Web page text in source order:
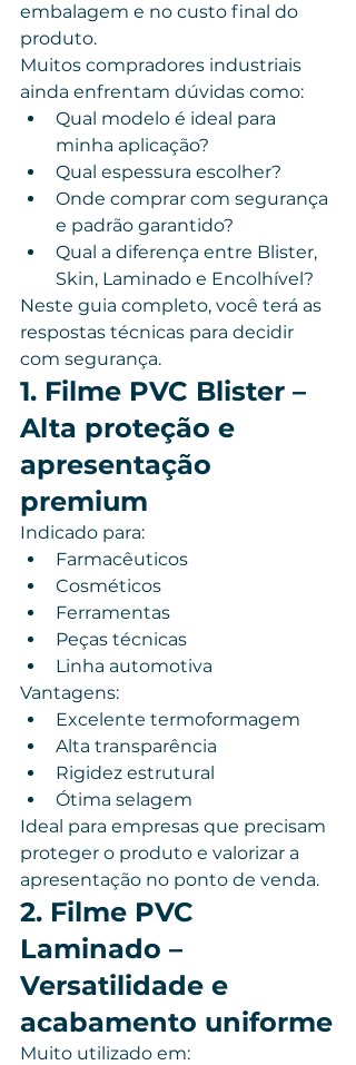
embalagem e no custo final do
produto.
Muitos compradores industriais
ainda enfrentam dúvidas como:
Qual modelo é ideal para
minha aplicação?
Qual espessura escolher?
Onde comprar com segurança
e padrão garantido?
Qual a diferença entre Blister,
Skin, Laminado e Encolhível?
Neste guia completo, você terá as
respostas técnicas para decidir
com segurança.
1. Filme PVC Blister –
Alta proteção e
apresentação
premium
Indicado para:
Farmacêuticos
Cosméticos
Ferramentas
Peças técnicas
Linha automotiva
Vantagens:
Excelente termoformagem
Alta transparência
Rigidez estrutural
Ótima selagem
Ideal para empresas que precisam
proteger o produto e valorizar a
apresentação no ponto de venda.
2. Filme PVC
Laminado –
Versatilidade e
acabamento uniforme
Muito utilizado em: